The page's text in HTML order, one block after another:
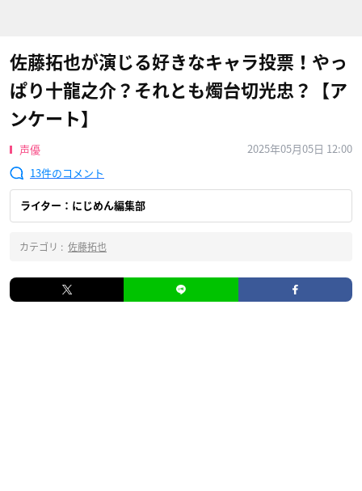
佐藤拓也が演じる好きなキャラ投票！やっ
ぱり十龍之介？それとも燭台切光忠？【ア
ンケート】
声優
2025年05月05日 12:00
13
ライター：にじめん編集部
カテゴリ : 佐藤拓也